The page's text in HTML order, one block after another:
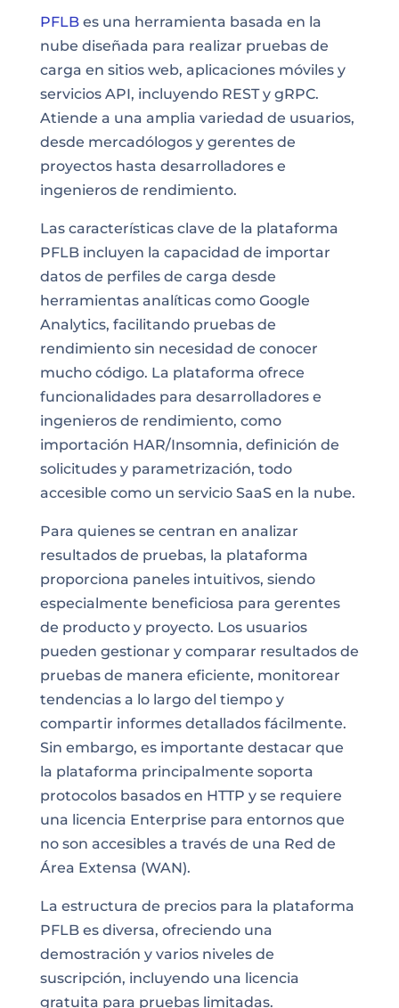
PFLBes una herramienta basada en la
nube diseñada para realizar pruebas de
carga en sitios web, aplicaciones móviles y
servicios API, incluyendo REST y gRPC.
Atiende a una amplia variedad de usuarios,
desde mercadólogos y gerentes de
proyectos hasta desarrolladores e
ingenieros de rendimiento.
Las características clave de la plataforma
PFLB incluyen la capacidad de importar
datos de perfiles de carga desde
herramientas analíticas como Google
Analytics, facilitando pruebas de
rendimiento sin necesidad de conocer
mucho código. La plataforma ofrece
funcionalidades para desarrolladores e
ingenieros de rendimiento, como
importación HAR/Insomnia, definición de
solicitudes y parametrización, todo
accesible como un servicio SaaS en la nube.
Para quienes se centran en analizar
resultados de pruebas, la plataforma
proporciona paneles intuitivos, siendo
especialmente beneficiosa para gerentes
de producto y proyecto. Los usuarios
pueden gestionar y comparar resultados de
pruebas de manera eficiente, monitorear
tendencias a lo largo del tiempo y
compartir informes detallados fácilmente.
Sin embargo, es importante destacar que
la plataforma principalmente soporta
protocolos basados en HTTP y se requiere
una licencia Enterprise para entornos que
no son accesibles a través de una Red de
Área Extensa (WAN).
La estructura de precios para la plataforma
PFLB es diversa, ofreciendo una
demostración y varios niveles de
suscripción, incluyendo una licencia
gratuita para pruebas limitadas.